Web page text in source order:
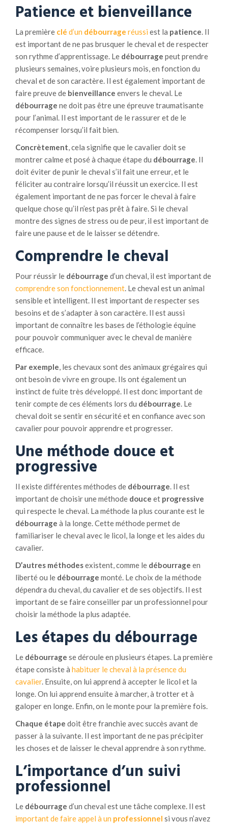
i
n
p
e
u
t
c
o
n
t
i
b
u
e
r
a
u
x
b
j
e
c
t
i
f
e
d
é
v
e
l
p
p
e
m
e
r
a
b
l
e
?
Patience et bienveillance
La première clé d’un débourrage réussi est la patience. Il
est important de ne pas brusquer le cheval et de respecter
son rythme d’apprentissage. Le débourrage peut prendre
plusieurs semaines, voire plusieurs mois, en fonction du
cheval et de son caractère. Il est également important de
faire preuve de bienveillance envers le cheval. Le
débourrage ne doit pas être une épreuve traumatisante
pour l’animal. Il est important de le rassurer et de le
récompenser lorsqu’il fait bien.
Concrètement, cela signifie que le cavalier doit se
montrer calme et posé à chaque étape du débourrage. Il
doit éviter de punir le cheval s’il fait une erreur, et le
féliciter au contraire lorsqu’il réussit un exercice. Il est
également important de ne pas forcer le cheval à faire
quelque chose qu’il n’est pas prêt à faire. Si le cheval
montre des signes de stress ou de peur, il est important de
faire une pause et de le laisser se détendre.
Comprendre le cheval
Pour réussir le débourrage d’un cheval, il est important de
comprendre son fonctionnement. Le cheval est un animal
sensible et intelligent. Il est important de respecter ses
besoins et de s’adapter à son caractère. Il est aussi
important de connaître les bases de l’éthologie équine
pour pouvoir communiquer avec le cheval de manière
efficace.
Par exemple, les chevaux sont des animaux grégaires qui
ont besoin de vivre en groupe. Ils ont également un
instinct de fuite très développé. Il est donc important de
tenir compte de ces éléments lors du débourrage. Le
cheval doit se sentir en sécurité et en confiance avec son
cavalier pour pouvoir apprendre et progresser.
Une méthode douce et
progressive
Il existe différentes méthodes de débourrage. Il est
important de choisir une méthode douce et progressive
qui respecte le cheval. La méthode la plus courante est le
débourrage à la longe. Cette méthode permet de
familiariser le cheval avec le licol, la longe et les aides du
cavalier.
D’autres méthodesexistent, comme le débourrage en
liberté ou le débourrage monté. Le choix de la méthode
dépendra du cheval, du cavalier et de ses objectifs. Il est
important de se faire conseiller par un professionnel pour
choisir la méthode la plus adaptée.
Les étapes du débourrage
Le débourrage se déroule en plusieurs étapes. La première
étape consiste à habituer le cheval à la présence du
cavalier. Ensuite, on lui apprend à accepter le licol et la
longe. On lui apprend ensuite à marcher, à trotter et à
galoper en longe. Enfin, on le monte pour la première fois.
Chaque étape doit être franchie avec succès avant de
passer à la suivante. Il est important de ne pas précipiter
les choses et de laisser le cheval apprendre à son rythme.
L’importance d’un suivi
professionnel
Le débourrage d’un cheval est une tâche complexe. Il est
important de faire appel à un professionnel si vous n’avez